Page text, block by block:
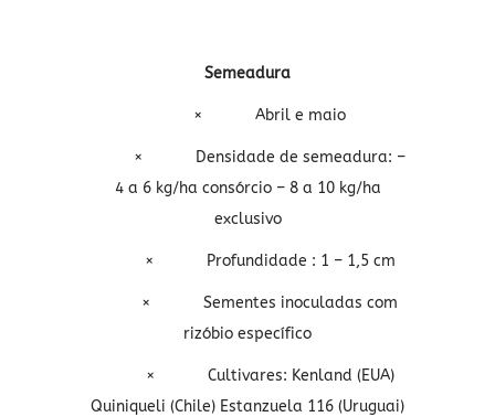
Semeadura
× Abril e maio
×
Densidade de semeadura: –
4 a 6 kg/ha consórcio – 8 a 10 kg/ha
exclusivo
× Profundidade : 1 – 1,5 cm
× Sementes inoculadas com
rizóbio específico
× Cultivares: Kenland (EUA)
Quiniqueli (Chile) Estanzuela 116 (Uruguai)